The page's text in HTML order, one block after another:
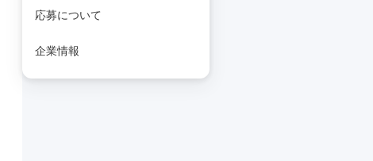
応募について
企業情報